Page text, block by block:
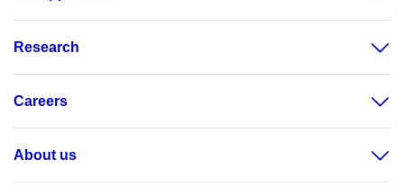
Research
Careers
About us